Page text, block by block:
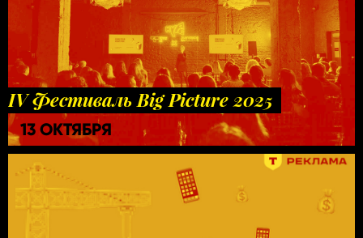
IV Фестиваль Big Picture 2025
13 ОКТЯБРЯ